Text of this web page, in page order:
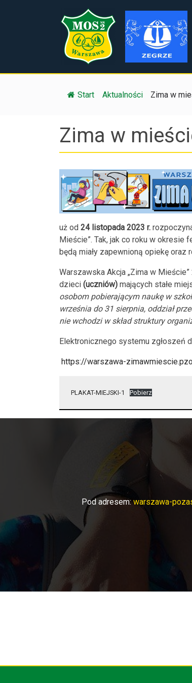
Start Aktualności Zima w
Zima w
uż od 24 listopada 2023 r.
Mieście”. Tak, jak co roku w
będą miały zapewnioną opiekę oraz
Warszawska Akcja „Zima w
dzieci (uczniów) mających stałe
osobom pobierającym naukę w
września do 31 sierpnia, oddział
nie wchodzi w skład struktury
Elektronicznego systemu zgłoszeń
https://warszawa-
PLAKAT-MIEJSKI-1 Pobierz
Pod adresem:warszawa-